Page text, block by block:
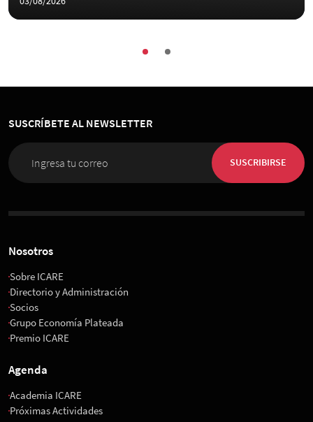
SUSCRÍBETE AL NEWSLETTER
SUSCRIBIRSE
Nosotros
Sobre ICARE
Directorio y Administración
Socios
Grupo Economía Plateada
Premio ICARE
Agenda
Academia ICARE
Próximas Actividades